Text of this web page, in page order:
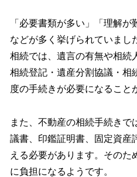
「必要書類が多い」「理解が
などが多く挙げられていまし
相続では、遺言の有無や相続
相続登記・遺産分割協議・相
度の手続きが必要になること
また、不動産の相続手続きで
議書、印鑑証明書、固定資産
える必要があります。そのた
に負担になるようです。